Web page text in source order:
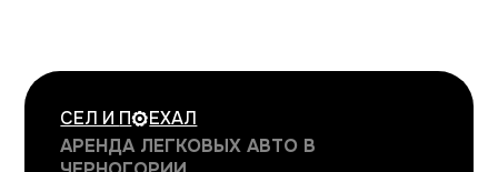
СЕЛ И П
ЕХАЛ
АРЕНДА ЛЕГКОВЫХ АВТО В